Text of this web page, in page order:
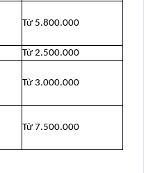
Từ 5.800.000
Từ 2.500.000
Từ 3.000.000
Từ 7.500.000